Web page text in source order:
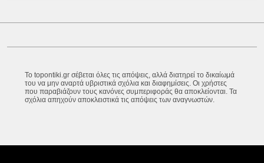
Το topontiki.gr σέβεται όλες τις απόψεις, αλλά διατηρεί το δικαίωμά
του να μην αναρτά υβριστικά σχόλια και διαφημίσεις. Οι χρήστες
που παραβιάζουν τους κανόνες συμπεριφοράς θα αποκλείονται. Τα
σχόλια απηχούν αποκλειστικά τις απόψεις των αναγνωστών.